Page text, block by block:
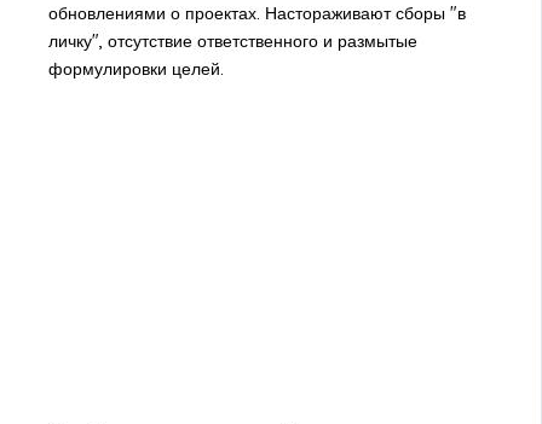
обновлениями о проектах. Настораживают сборы "в
личку", отсутствие ответственного и размытые
формулировки целей.